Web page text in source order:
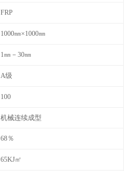
FRP
1000㎜×1000㎜
1㎜－30㎜
A级
100
机械连续成型
68％
65KJ㎡